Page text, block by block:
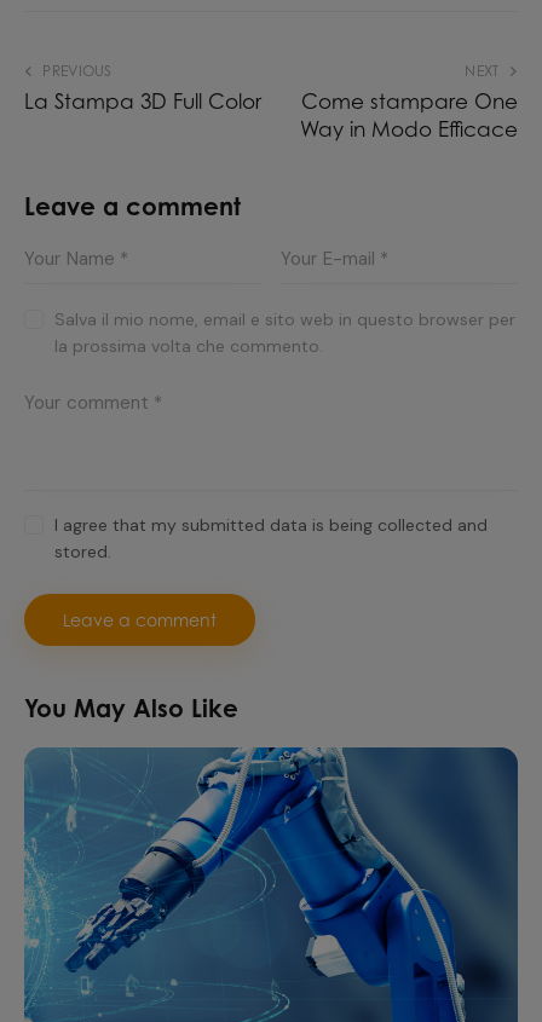
PREVIOUS
La Stampa 3D Full Color
NEXT
Come stampare One
Way in Modo Efficace
Leave a comment
Salva il mio nome, email e sito web in questo browser per
la prossima volta che commento.
I agree that my submitted data is being collected and
stored.
You May Also Like